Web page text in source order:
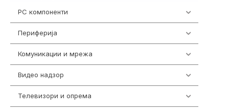
PC компоненти
Периферија
Комуникации и мрежа
Видео надзор
Телевизори и опрема